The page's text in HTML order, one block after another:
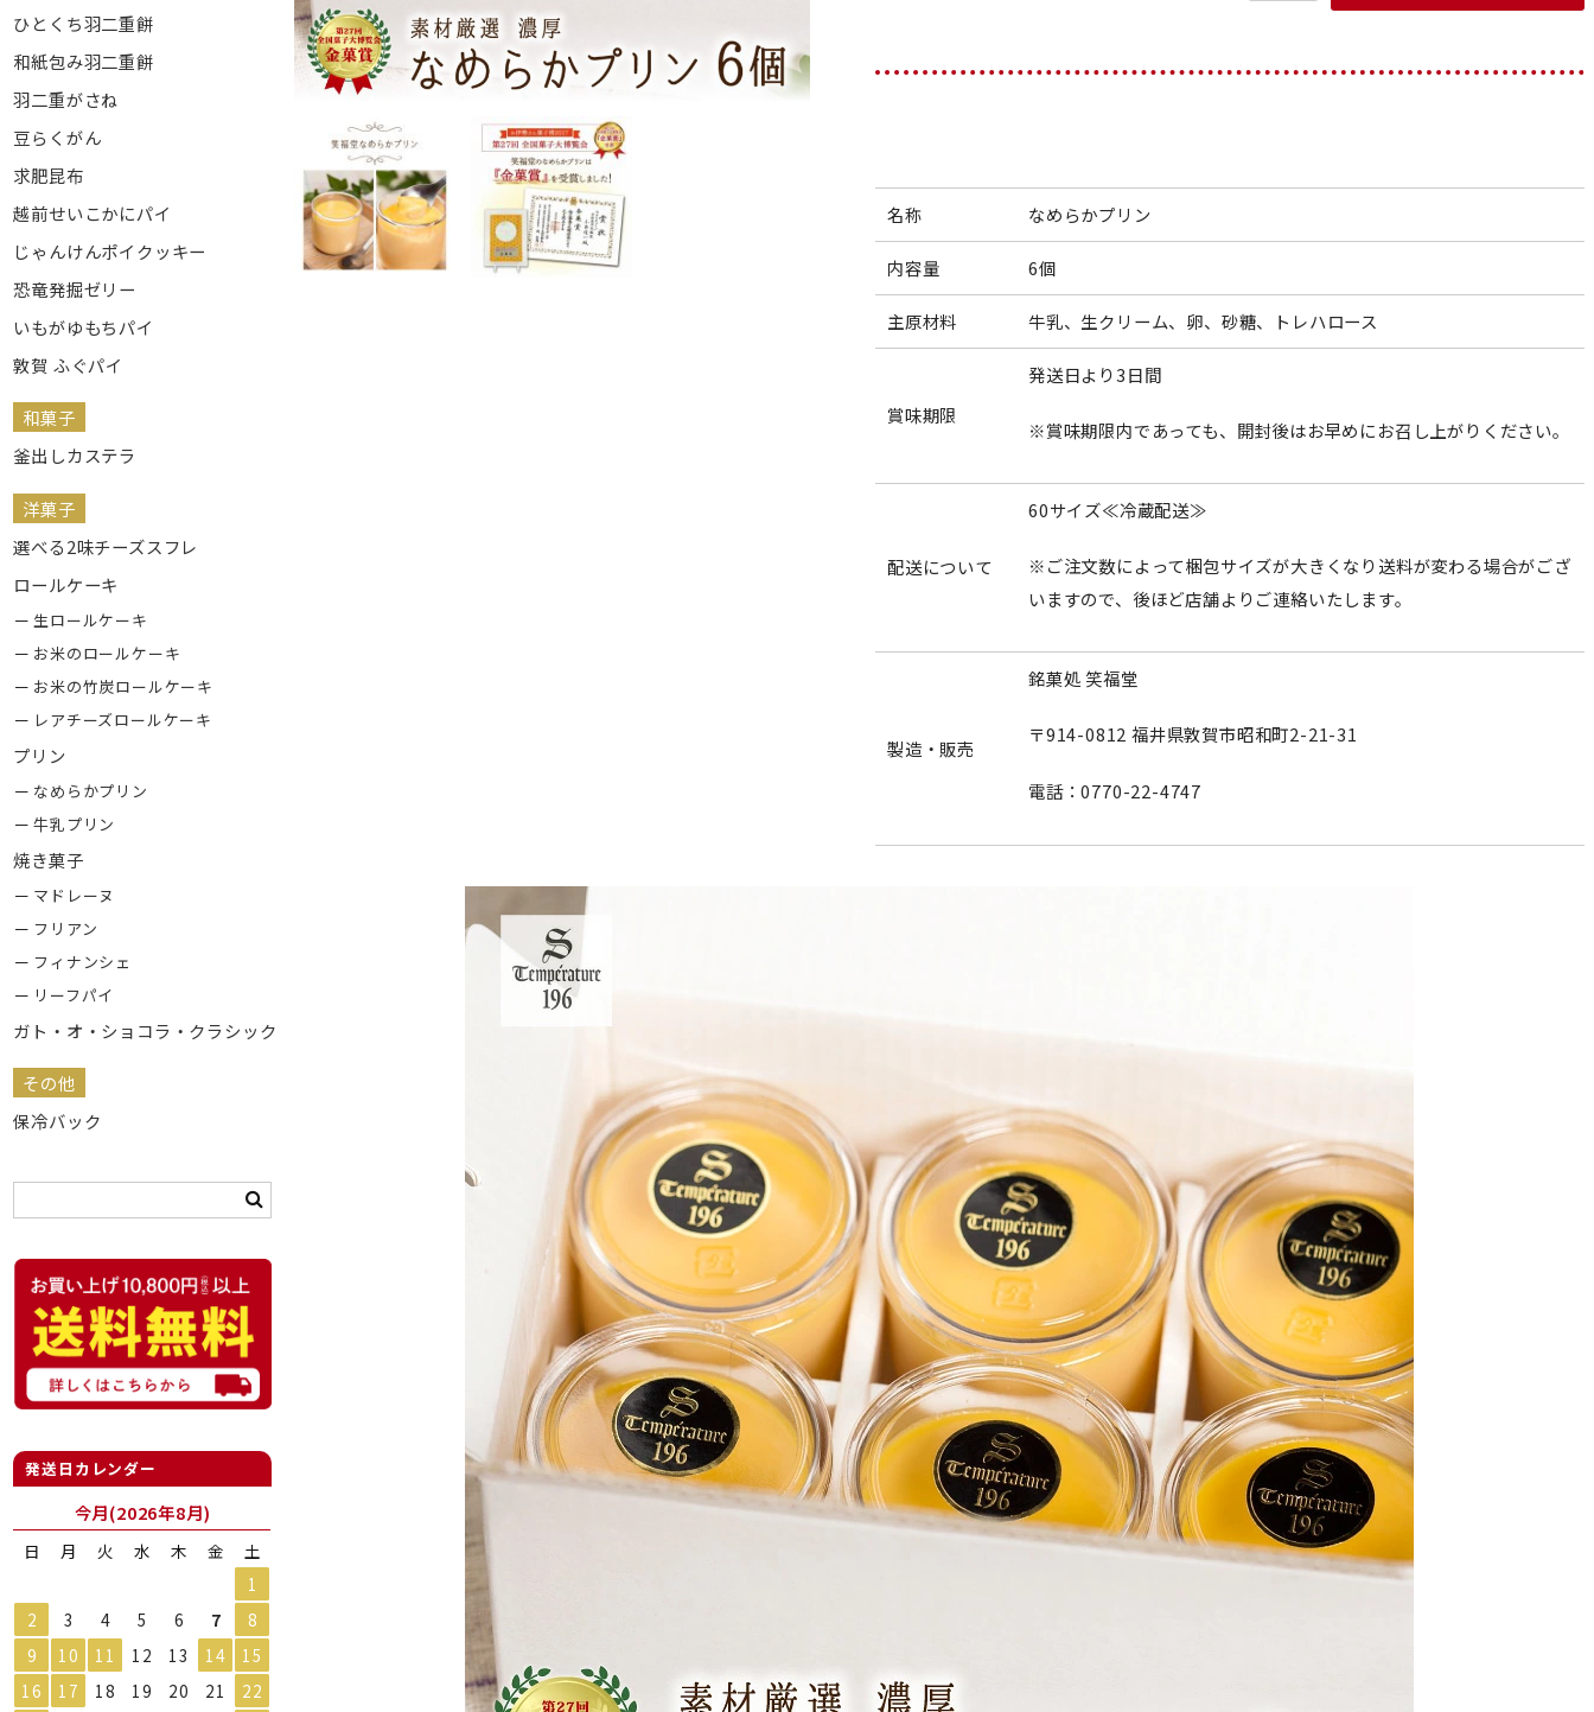
名称 なめらかプリン
内容量 6個
主原材料 牛乳、生クリーム、卵、砂糖、トレハロース
賞味期限
発送日より3日間
※賞味期限内であっても、開封後はお早めにお召し上がりください。
配送について
60サイズ≪冷蔵配送≫
※ご注文数によって梱包サイズが大きくなり送料が変わる場合がござ
いますので、後ほど店舗よりご連絡いたします。
製造・販売
銘菓処 笑福堂
〒914-0812 福井県敦賀市昭和町2-21-31
電話：0770-22-4747
ひとくち羽二重餅
和紙包み羽二重餅
羽二重がさね
豆らくがん
求肥昆布
越前せいこかにパイ
じゃんけんポイクッキー
恐竜発掘ゼリー
いもがゆもちパイ
敦賀 ふぐパイ
和菓子
釜出しカステラ
洋菓子
選べる2味チーズスフレ
ロールケーキ
生ロールケーキ
お米のロールケーキ
お米の竹炭ロールケーキ
レアチーズロールケーキ
プリン
なめらかプリン
牛乳プリン
焼き菓子
マドレーヌ
フリアン
フィナンシェ
リーフパイ
ガト・オ・ショコラ・クラシック
その他
保冷バック
発送日カレンダー
今月(2026年8月)
日 月 火 水 木 金
土
1
2
3 4 5 6 7
8
9
10 11 12 13 14
15
16
17 18 19 20 21
22